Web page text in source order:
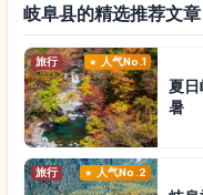
岐阜县的精选推荐文章
旅行 人气No.1
夏日
暑
旅行 人气No.2